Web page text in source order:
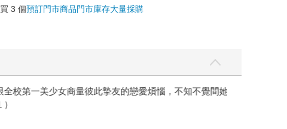
3 個預訂門市商品門市庫存大量採購
量彼此摯友的戀愛煩惱，不知不覺間她竟成為我最親近 台灣角川2026